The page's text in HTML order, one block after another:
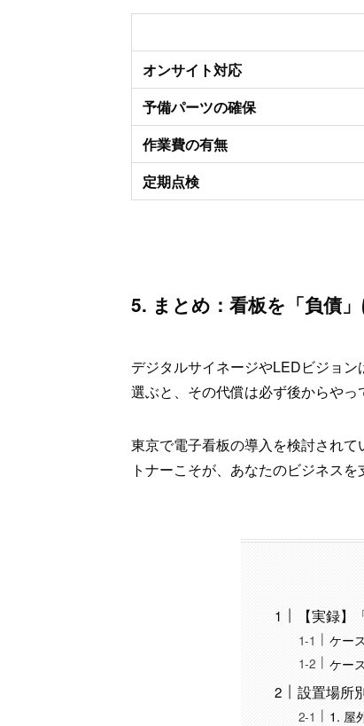
オンサイト対応
予備パーツの確保
作業費の有無
定期点検
5. まとめ：看板を「負債
デジタルサイネージやLEDビジョ
選ぶと、その代償は必ず後からやっ
東京で電子看板の導入を検討され
トナーこそが、あなたのビジネス
【実録
ケー
ケー
設置場所
1. 屋